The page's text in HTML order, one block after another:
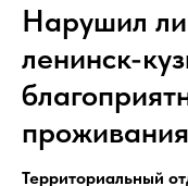
Нарушил
ленинск-
Территориальный